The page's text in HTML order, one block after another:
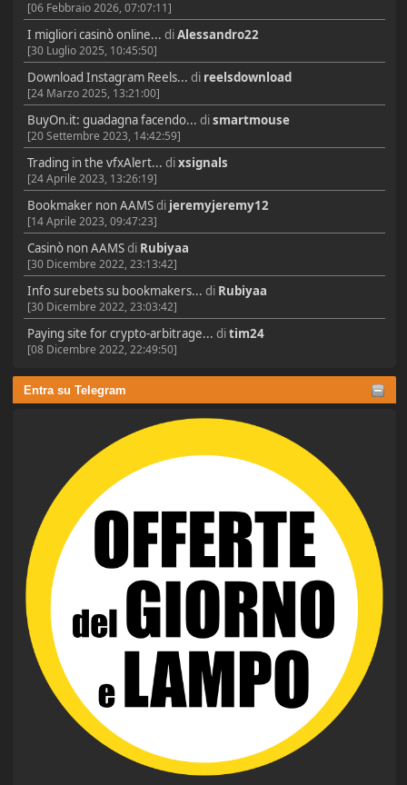
[06 Febbraio 2026, 07:07:11]
I migliori casinò online... diAlessandro22
[30 Luglio 2025, 10:45:50]
Download Instagram Reels... di reelsdownload
[24 Marzo 2025, 13:21:00]
BuyOn.it: guadagna facendo... dismartmouse
[20 Settembre 2023, 14:42:59]
Trading in the vfxAlert... dixsignals
[24 Aprile 2023, 13:26:19]
Bookmaker non AAMSdi jeremyjeremy12
[14 Aprile 2023, 09:47:23]
Casinò non AAMSdi Rubiyaa
[30 Dicembre 2022, 23:13:42]
Info surebets su bookmakers... di Rubiyaa
[30 Dicembre 2022, 23:03:42]
Paying site for crypto-arbitrage... ditim24
[08 Dicembre 2022, 22:49:50]
Entra su Telegram